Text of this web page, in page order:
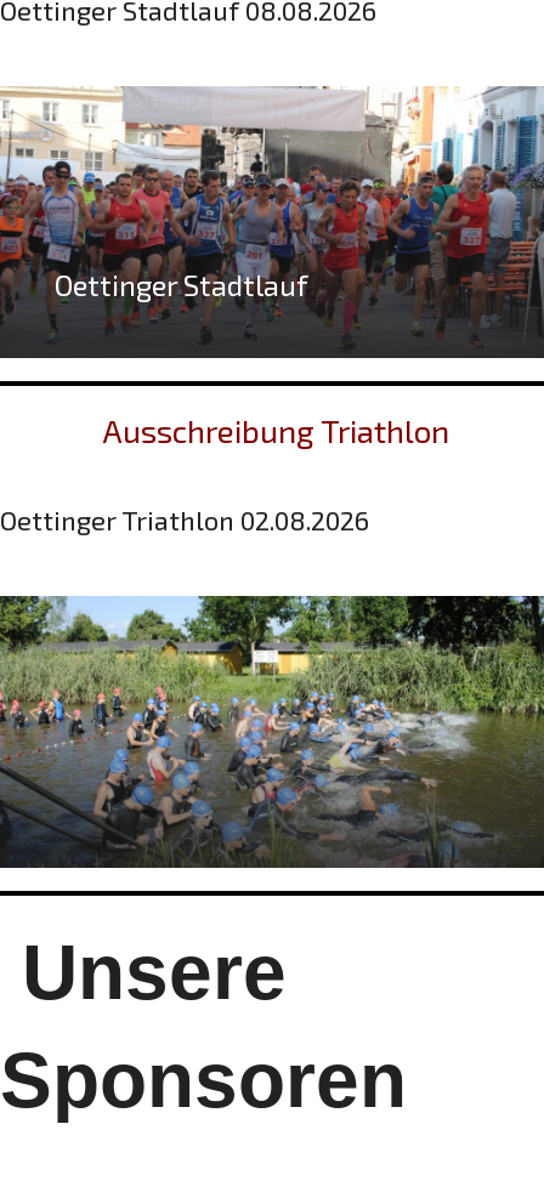
Oettinger Stadtlauf 08.08.2026
Oettinger Stadtlauf
Ausschreibung Triathlon
Oettinger Triathlon 02.08.2026
Unsere
Sponsoren